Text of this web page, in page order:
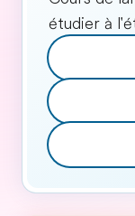
étudier à